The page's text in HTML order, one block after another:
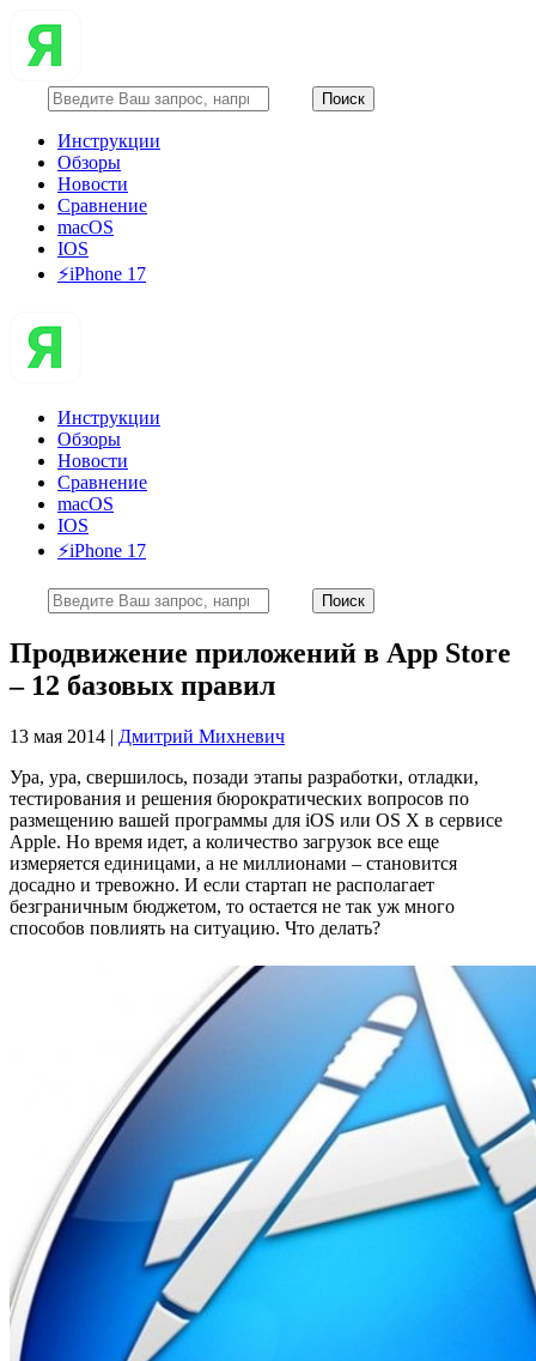
Инструкции
Обзоры
Новости
Сравнение
macOS
IOS
⚡️iPhone 17
Инструкции
Обзоры
Новости
Сравнение
macOS
IOS
⚡️iPhone 17
Продвижение приложений в App Store
– 12 базовых правил
13 мая 2014 | Дмитрий Михневич
Ура, ура, свершилось, позади этапы разработки, отладки,
тестирования и решения бюрократических вопросов по
размещению вашей программы для iOS или OS X в сервисе
Apple. Но время идет, а количество загрузок все еще
измеряется единицами, а не миллионами – становится
досадно и тревожно. И если стартап не располагает
безграничным бюджетом, то остается не так уж много
способов повлиять на ситуацию. Что делать?